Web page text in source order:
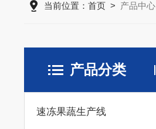
当前位置： 首页> 产品中心
产品分类
速冻果蔬生产线